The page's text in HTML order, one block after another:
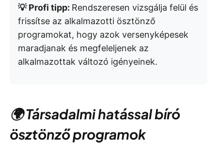
💡 Profi tipp: Rendszeresen vizsgálja felül és
frissítse az alkalmazotti ösztönző
programokat, hogy azok versenyképesek
maradjanak és megfeleljenek az
alkalmazottak változó igényeinek.
🌍 Társadalmi hatással bíró
ösztönző programok